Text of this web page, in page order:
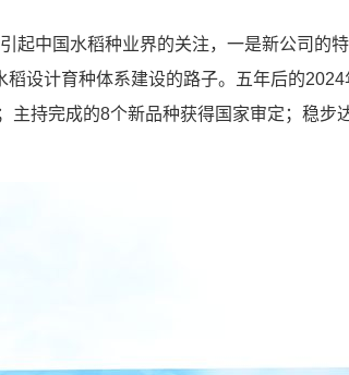
起中国水稻种业界的关注，一是新公司
设计育种体系建设的路子。五年后的
持完成的8个新品种获得国家审定；稳